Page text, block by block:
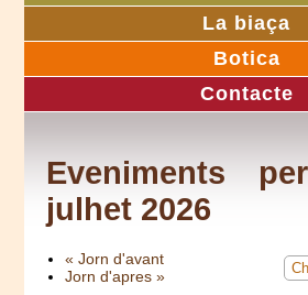
La biaça
Botica
Contacte
Eveniments
julhet 2026
« Jorn d'avant
Jorn d'apres »